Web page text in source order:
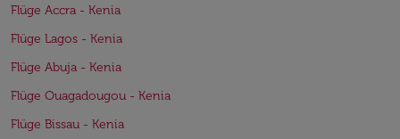
Flüge Accra - Kenia
Flüge Lagos - Kenia
Flüge Abuja - Kenia
Flüge Ouagadougou - Kenia
Flüge Bissau - Kenia